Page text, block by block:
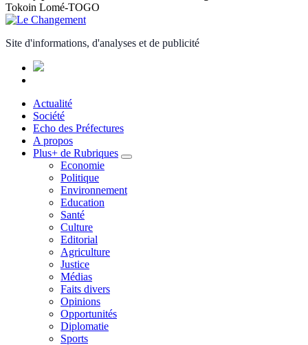
Tokoin Lomé-TOGO
Site d'informations, d'analyses et de publicité
Actualité
Société
Echo des Préfectures
A propos
Plus+ de Rubriques
Economie
Politique
Environnement
Education
Santé
Culture
Editorial
Agriculture
Justice
Médias
Faits divers
Opinions
Opportunités
Diplomatie
Sports